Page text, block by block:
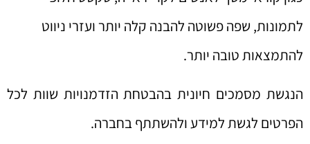
לתמונות, שפה פשוטה להבנה קלה יותר ועזרי ניווט
להתמצאות טובה יותר.
הנגשת מסמכים חיונית בהבטחת הזדמנויות שוות לכל
הפרטים לגשת למידע ולהשתתף בחברה.